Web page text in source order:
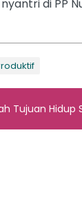
di PP
Tujuan Hidup